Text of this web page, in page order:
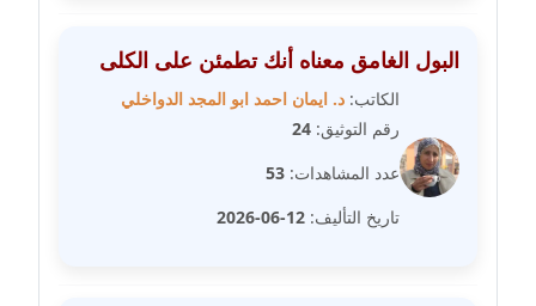
مدونة دينا منير
مدونة راقية الدويك
البول الغامق معناه أنك تطمئن على الكلى
الكاتب: د. ايمان احمد ابو المجد الدواخلي
رقم التوثيق: 24
عدد المشاهدات: 53
تاريخ التأليف: 12-06-2026